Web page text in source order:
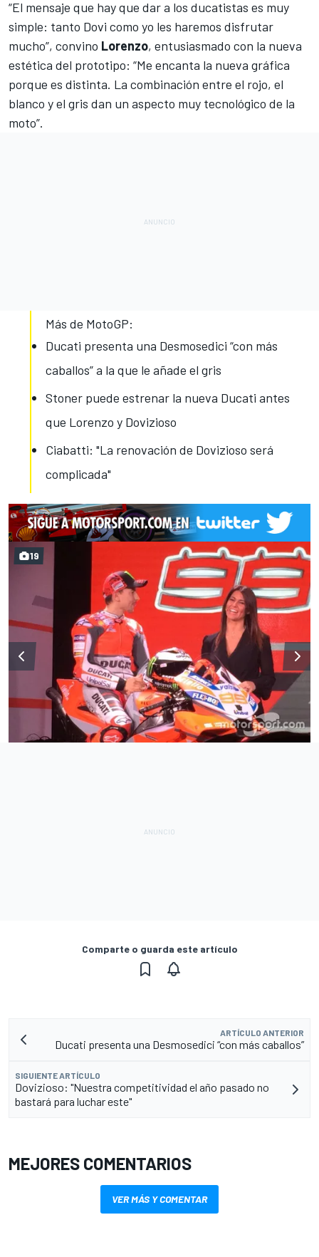
“El mensaje que hay que dar a los ducatistas es muy
simple: tanto Dovi como yo les haremos disfrutar
mucho”, convino Lorenzo, entusiasmado con la nueva
estética del prototipo: “Me encanta la nueva gráfica
porque es distinta. La combinación entre el rojo, el
blanco y el gris dan un aspecto muy tecnológico de la
moto”.
Más de MotoGP:
Ducati presenta una Desmosedici “con más
caballos” a la que le añade el gris
Stoner puede estrenar la nueva Ducati antes
que Lorenzo y Dovizioso
Ciabatti: "La renovación de Dovizioso será
complicada"
19
Comparte o guarda este artículo
ARTÍCULO ANTERIOR
Ducati presenta una Desmosedici “con más caballos”
SIGUIENTE ARTÍCULO
Dovizioso: "Nuestra competitividad el año pasado no
bastará para luchar este"
MEJORES COMENTARIOS
VER MÁS Y COMENTAR